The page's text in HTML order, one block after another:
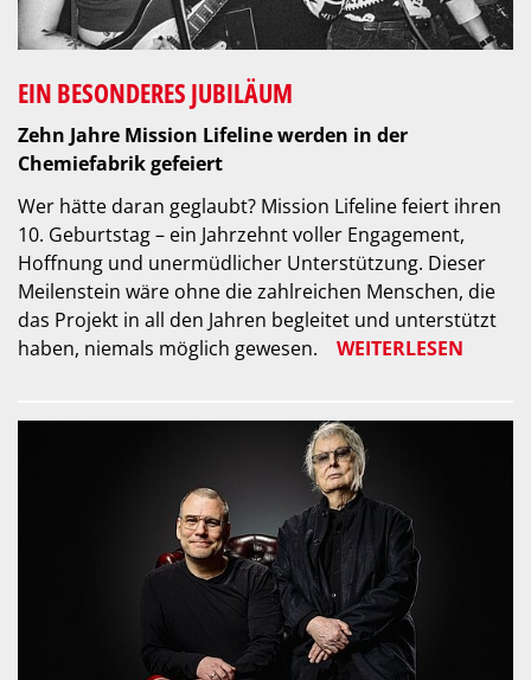
EIN BESONDERES JUBILÄUM
Zehn Jahre Mission Lifeline werden in der
Chemiefabrik gefeiert
Wer hätte daran geglaubt? Mission Lifeline feiert ihren
10. Geburtstag – ein Jahrzehnt voller Engagement,
Hoffnung und unermüdlicher Unterstützung. Dieser
Meilenstein wäre ohne die zahlreichen Menschen, die
das Projekt in all den Jahren begleitet und unterstützt
haben, niemals möglich gewesen.
WEITERLESEN